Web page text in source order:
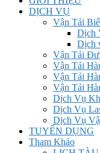
DỊCH VỤ
Vận Tải
Dịch
Dịch
Vận Tải
Vận Tải
Vận Tải
Vận Tải
Dịch Vụ
Dịch Vụ
Dịch Vụ
TUYỂN DỤNG
Tham Khảo